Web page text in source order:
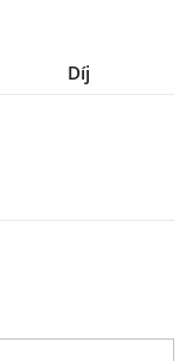
Díj